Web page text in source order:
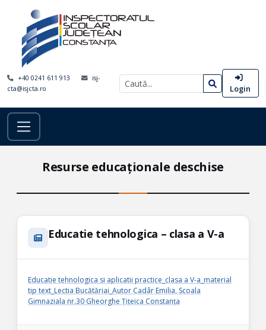
+40 0241 611 913
isj-
cta@isjcta.ro
Login
Resurse educaționale deschise
Educatie tehnologica – clasa a V-a
Educatie tehnologica si aplicatii practice_clasa a V-a_material
tip text_Lectia Bucătăriai_Autor Cadâr Emilia, Scoala
Gimnaziala nr.30 Gheorghe Țițeica Constanța